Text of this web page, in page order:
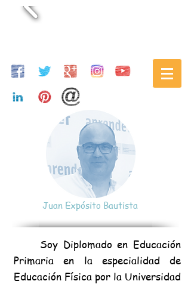
Juan Expósito Bautista
Soy Diplomado en Educación
Primaria en la especialidad de
Educación Física por la Universidad